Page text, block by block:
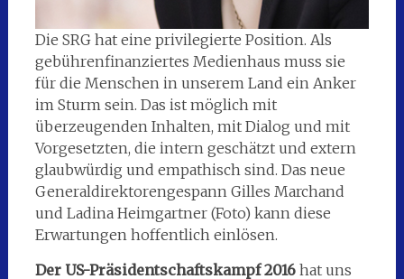
Die SRG hat eine privilegierte Position. Als
gebührenfinanziertes Medienhaus muss sie
für die Menschen in unserem Land ein Anker
im Sturm sein. Das ist möglich mit
überzeugenden Inhalten, mit Dialog und mit
Vorgesetzten, die intern geschätzt und extern
glaubwürdig und empathisch sind. Das neue
Generaldirektorengespann Gilles Marchand
und Ladina Heimgartner (Foto) kann diese
Erwartungen hoffentlich einlösen.
Der US-Präsidentschaftskampf 2016hat uns